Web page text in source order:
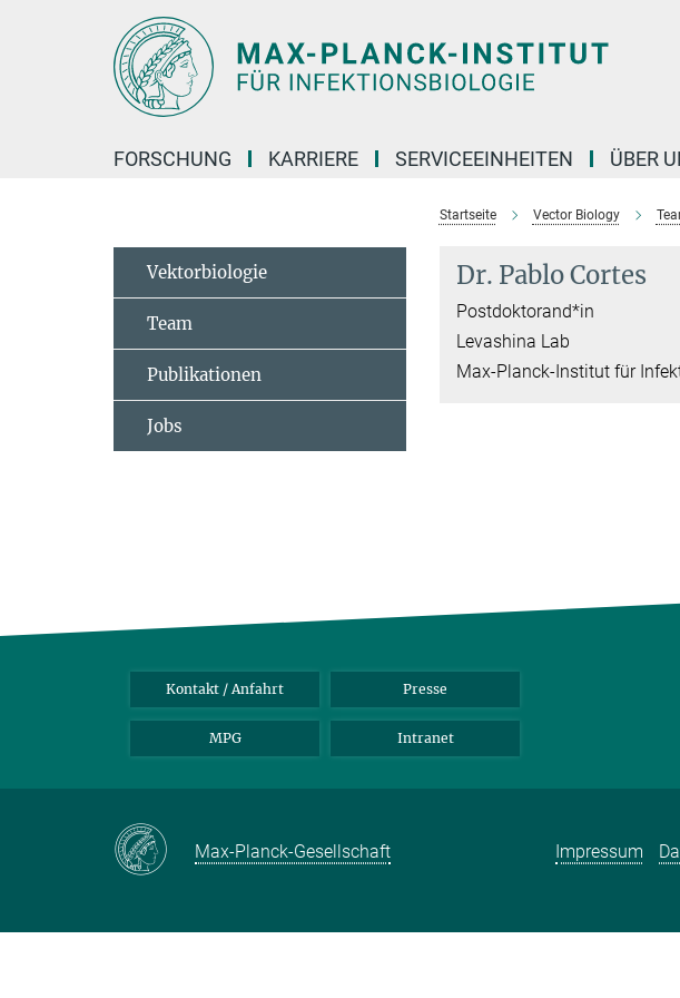
FORSCHUNG KARRIERE SERVICEEINHEITEN ÜBER
Startseite Vector Biology
Dr. Pablo Cortes
Postdoktorand*in
Levashina Lab
Max-Planck-Institut für
Vektorbiologie
Team
Publikationen
Jobs
Kontakt / Anfahrt Presse
MPG Intranet
Max-Planck-Gesellschaft Impressum